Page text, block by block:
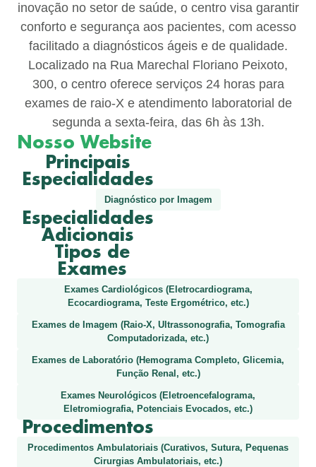
inovação no setor de saúde, o centro visa garantir
conforto e segurança aos pacientes, com acesso
facilitado a diagnósticos ágeis e de qualidade.
Localizado na Rua Marechal Floriano Peixoto,
300, o centro oferece serviços 24 horas para
exames de raio-X e atendimento laboratorial de
segunda a sexta-feira, das 6h às 13h.
Nosso Website
Principais
Especialidades
Diagnóstico por Imagem
Especialidades
Adicionais
Tipos de
Exames
Exames Cardiológicos (Eletrocardiograma,
Ecocardiograma, Teste Ergométrico, etc.)
Exames de Imagem (Raio-X, Ultrassonografia, Tomografia
Computadorizada, etc.)
Exames de Laboratório (Hemograma Completo, Glicemia,
Função Renal, etc.)
Exames Neurológicos (Eletroencefalograma,
Eletromiografia, Potenciais Evocados, etc.)
Procedimentos
Procedimentos Ambulatoriais (Curativos, Sutura, Pequenas
Cirurgias Ambulatoriais, etc.)